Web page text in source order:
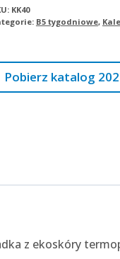
KK40
B5 tygodniowe,
Pobierz katalog
z ekoskóry